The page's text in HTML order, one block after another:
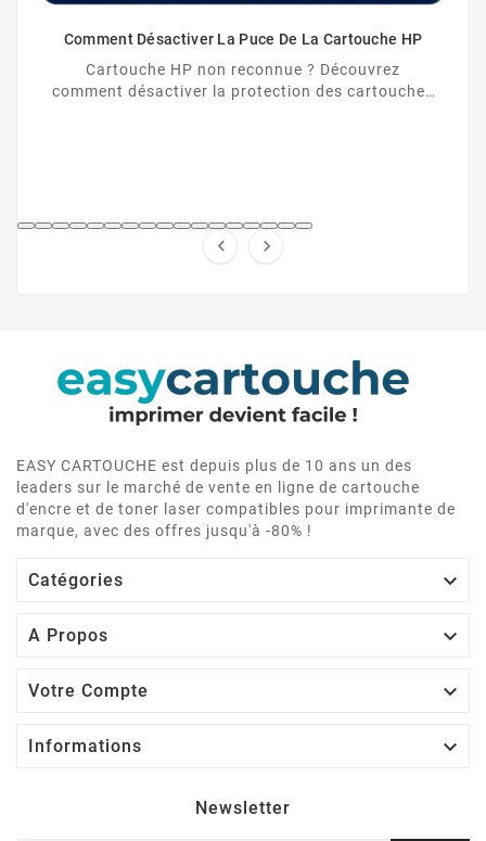
Comment Désactiver La Puce De La Cartouche HP
Cartouche HP non reconnue ? Découvrez
comment désactiver la protection des cartouches
 
EASY CARTOUCHE est depuis plus de 10 ans un des
leaders sur le marché de vente en ligne de cartouche
d'encre et de toner laser compatibles pour imprimante de
marque, avec des offres jusqu'à -80% !
Catégories 
A Propos 
Votre Compte 
Informations 
Newsletter